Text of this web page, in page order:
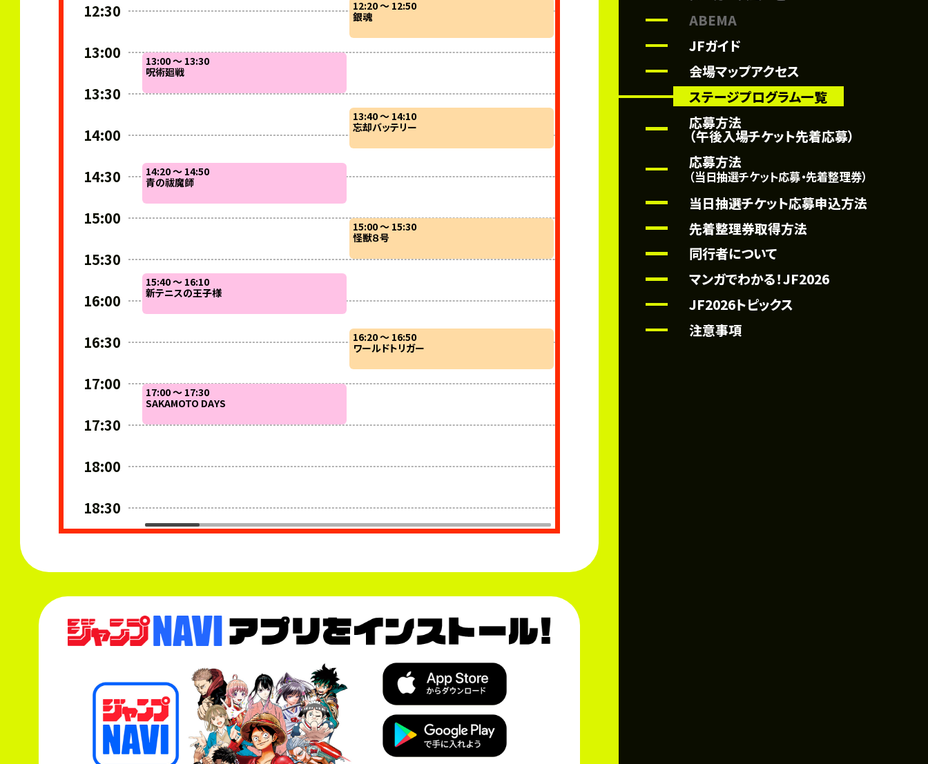
ABEMA
JFガイド
会場マップアクセス
ステージプログラム一覧
応募方法
（午後入場チケット先着応募）
応募方法
（当日抽選チケット応募・先着整理券）
当日抽選チケット応募申込方法
先着整理券取得方法
同行者について
マンガでわかる！JF2026
JF2026トピックス
注意事項
12:30
13:00
13:30
14:00
14:30
15:00
15:30
16:00
16:30
17:00
17:30
18:00
18:30
13:00 ～ 13:30
呪術廻戦
14:20 ～ 14:50
青の祓魔師
15:40 ～ 16:10
新テニスの王子様
17:00 ～ 17:30
SAKAMOTO DAYS
12:20 ～ 12:50
銀魂
13:40 ～ 14:10
忘却バッテリー
15:00 ～ 15:30
怪獣８号
16:20 ～ 16:50
ワールドトリガー
マッシュル-MASHLE-
こちら葛飾区亀有公園前派出所
14:00 ～ 14:40
15:10 ～ 15:40
幼稚園WARS